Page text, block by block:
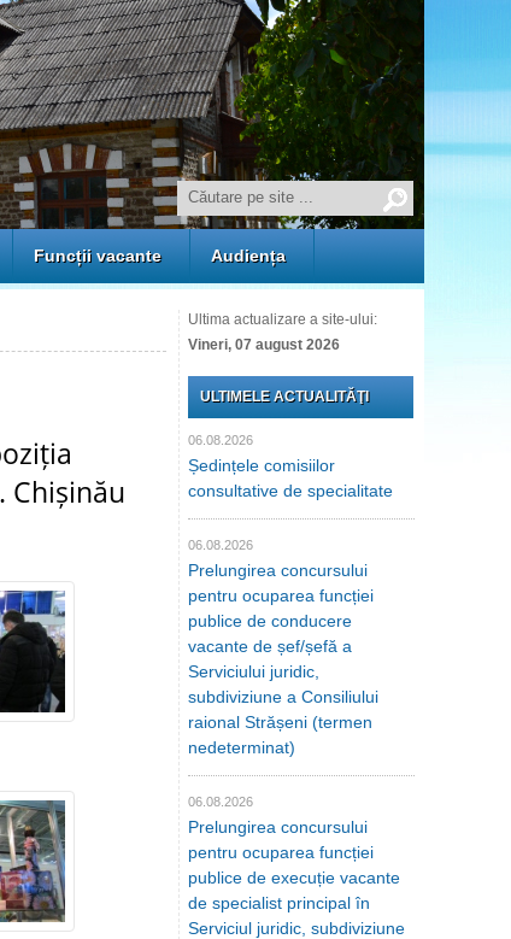
Funcții vacante Audiența
Chișinău
Ultima actualizare a site-ului:
Vineri, 07 august 2026
ULTIMELE ACTUALITĂŢI
06.08.2026
Ședințele comisiilor
consultative de specialitate
06.08.2026
Prelungirea concursului
pentru ocuparea funcției
publice de conducere
vacante de șef/șefă a
Serviciului juridic,
subdiviziune a Consiliului
raional Strășeni (termen
nedeterminat)
06.08.2026
Prelungirea concursului
pentru ocuparea funcției
publice de execuție vacante
de specialist principal în
Serviciul juridic, subdiviziune